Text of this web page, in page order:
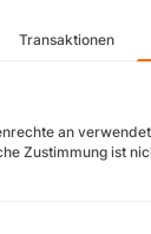
Transaktionen
an
Zustimmung ist